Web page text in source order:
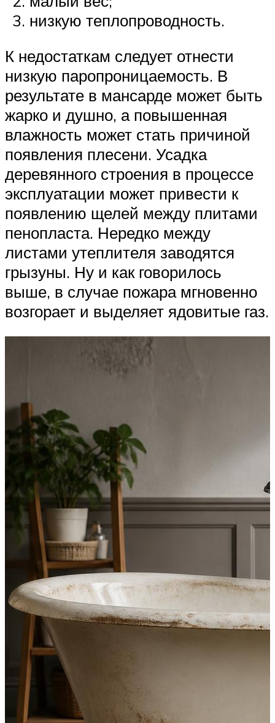
низкую теплопроводность.
К недостаткам следует отнести
низкую паропроницаемость. В
результате в мансарде может быть
жарко и душно, а повышенная
влажность может стать причиной
появления плесени. Усадка
деревянного строения в процессе
эксплуатации может привести к
появлению щелей между плитами
пенопласта. Нередко между
листами утеплителя заводятся
грызуны. Ну и как говорилось
выше, в случае пожара мгновенно
возгорает и выделяет ядовитые газ.